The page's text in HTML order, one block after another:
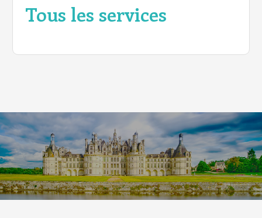
Tous les services